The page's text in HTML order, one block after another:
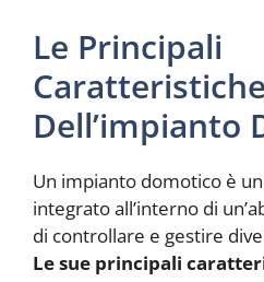
Le Principali
Caratteristiche
Dell’impianto
Un impianto domotico è
integrato all’interno di
di controllare e gestire
Le sue principali